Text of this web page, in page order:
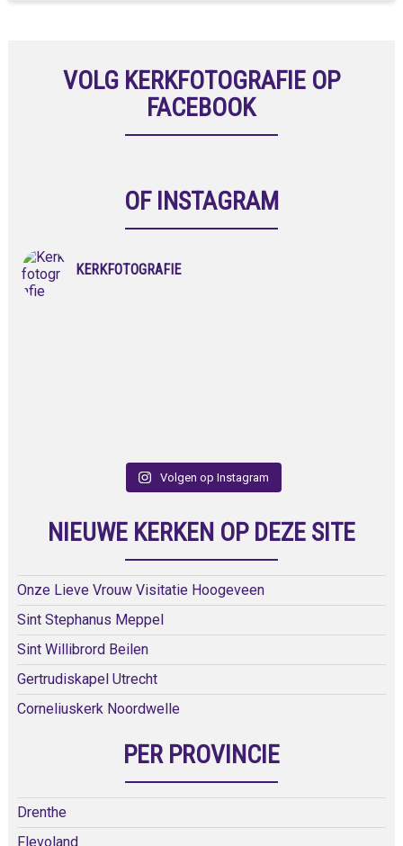
VOLG KERKFOTOGRAFIE OP
FACEBOOK
OF INSTAGRAM
KERKFOTOGRAFIE
Volgen op Instagram
NIEUWE KERKEN OP DEZE SITE
Onze Lieve Vrouw Visitatie Hoogeveen
Sint Stephanus Meppel
Sint Willibrord Beilen
Gertrudiskapel Utrecht
Corneliuskerk Noordwelle
PER PROVINCIE
Drenthe
Flevoland